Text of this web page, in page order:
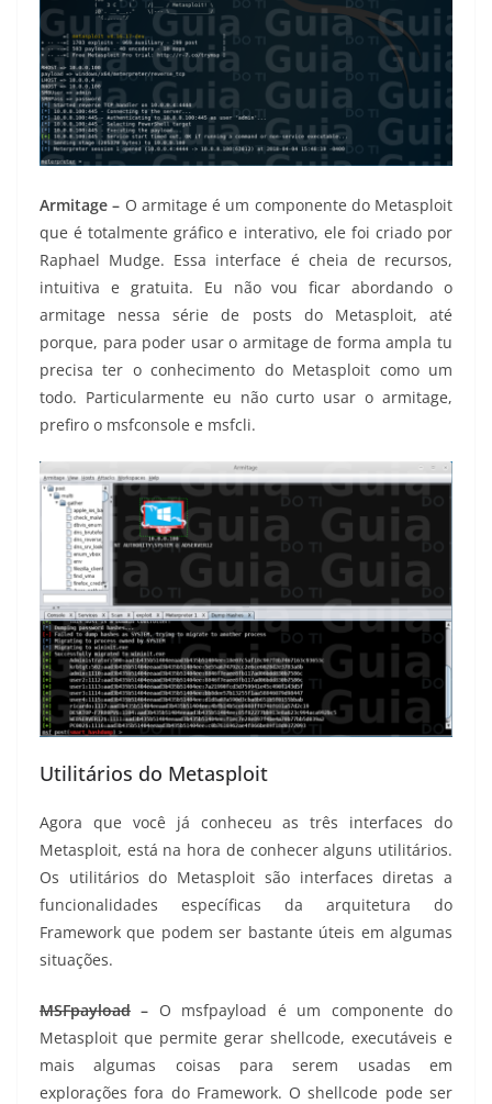
Armitage – O armitage é um componente do Metasploit
que é totalmente gráfico e interativo, ele foi criado por
Raphael Mudge. Essa interface é cheia de recursos,
intuitiva e gratuita. Eu não vou ficar abordando o
armitage nessa série de posts do Metasploit, até
porque, para poder usar o armitage de forma ampla tu
precisa ter o conhecimento do Metasploit como um
todo. Particularmente eu não curto usar o armitage,
prefiro o msfconsole e msfcli.
Utilitários do Metasploit
Agora que você já conheceu as três interfaces do
Metasploit, está na hora de conhecer alguns utilitários.
Os utilitários do Metasploit são interfaces diretas a
funcionalidades específicas da arquitetura do
Framework que podem ser bastante úteis em algumas
situações.
MSFpayload – O msfpayload é um componente do
Metasploit que permite gerar shellcode, executáveis e
mais algumas coisas para serem usadas em
explorações fora do Framework. O shellcode pode ser